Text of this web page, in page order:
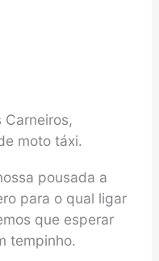
Carneiros,
moto táxi.
pousada a
para o qual ligar
que esperar
tempinho.